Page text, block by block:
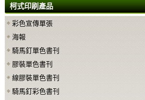
柯式印刷產品
彩色宣傳單張
海報
騎馬釘單色書刊
膠裝單色書刊
線膠裝單色書刊
騎馬釘彩色書刊